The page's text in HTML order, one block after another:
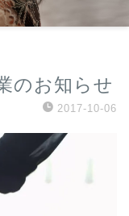
のお知らせ
2017-10-06